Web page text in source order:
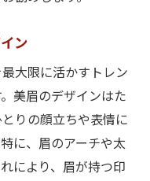
ン
大限に活かすトレン
美眉のデザインはた
りの顔立ちや表情に
に、眉のアーチや太
により、眉が持つ印